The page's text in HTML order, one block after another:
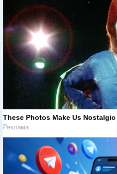
These Photos Make Us
Реклама